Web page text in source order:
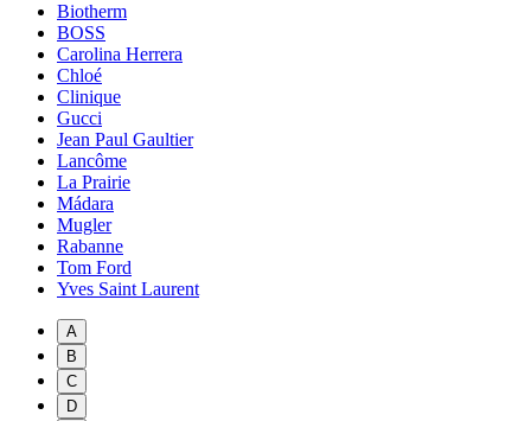
Biotherm
BOSS
Carolina Herrera
Chloé
Clinique
Gucci
Jean Paul Gaultier
Lancôme
La Prairie
Mádara
Mugler
Rabanne
Tom Ford
Yves Saint Laurent
A
B
C
D